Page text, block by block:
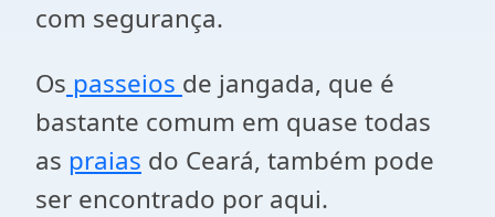
com segurança.
Os passeios de jangada, que é
bastante comum em quase todas
as praias do Ceará, também pode
ser encontrado por aqui.